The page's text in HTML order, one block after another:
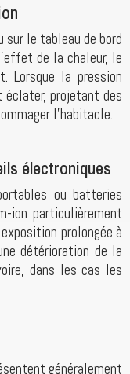
sur le tableau de bord
de la chaleur, le
la pression
projetant des
l'habitacle.
électroniques
ou batteries
ion particulièrement
prolongée à
détérioration de la
dans les cas les
généralement